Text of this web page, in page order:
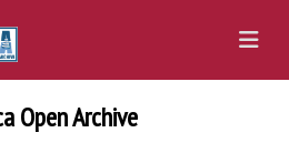
Open Archive